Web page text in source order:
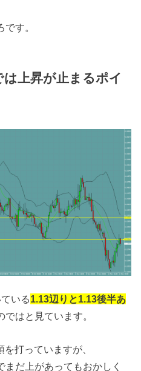
す。
上昇が止まるポイ
いる1.13辺りと1.13後半あ
はと見ています。
を打っていますが、
まだ上があってもおかしく